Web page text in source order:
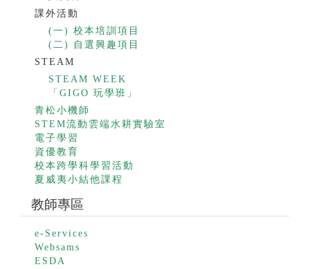
課外活動
(一) 校本培訓項目
(二) 自選興趣項目
STEAM
STEAM WEEK
「GIGO 玩學班」
青松小機師
STEM流動雲端水耕實驗室
電子學習
資優教育
校本跨學科學習活動
夏威夷小結他課程
教師專區
e-Services
Websams
ESDA